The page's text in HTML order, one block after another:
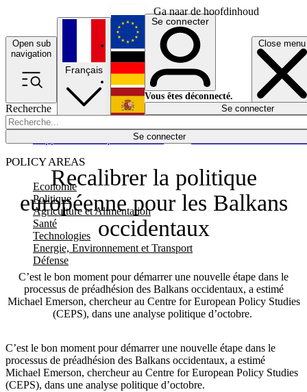
Ga naar de hoofdinhoud
Open sub
navigation
Close menu
Recherche
Se connecter
POLICY AREAS
Economie
Politique
Agriculture et Alimentation
Santé
Technologies
Energie, Environnement et Transport
Défense
Économie
Français
English
Deutsch
Español
Se connecter
Vous êtes déconnecté.
Se connecter
Recalibrer la politique
européenne pour les Balkans
occidentaux
C’est le bon moment pour démarrer une nouvelle étape dans le
processus de préadhésion des Balkans occidentaux, a estimé
Michael Emerson, chercheur au Centre for European Policy Studies
(CEPS), dans une analyse politique d’octobre.
C’est le bon moment pour démarrer une nouvelle étape dans le
processus de préadhésion des Balkans occidentaux, a estimé
Michael Emerson, chercheur au Centre for European Policy Studies
(CEPS), dans une analyse politique d’octobre.